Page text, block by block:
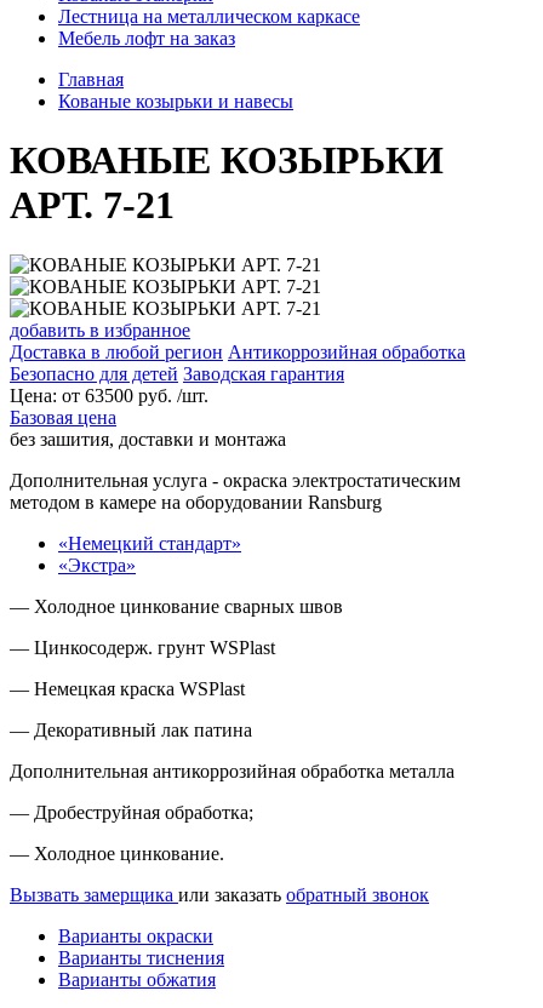
Лестница на металлическом каркасе
Мебель лофт на заказ
Главная
Кованые козырьки и навесы
КОВАНЫЕ КОЗЫРЬКИ
АРТ. 7-21
добавить в избранное
Доставка в любой регион Антикоррозийная обработка
Безопасно для детей Заводская гарантия
Цена: от 63500 руб. /шт.
Базовая цена
без зашития, доставки и монтажа
Дополнительная услуга - окраска электростатическим
методом в камере на оборудовании Ransburg
«Немецкий стандарт»
«Экстра»
— Холодное цинкование сварных швов
— Цинкосодерж. грунт WSPlast
— Немецкая краска WSPlast
— Декоративный лак патина
Дополнительная антикоррозийная обработка металла
— Дробеструйная обработка;
— Холодное цинкование.
Вызвать замерщика или заказать обратный звонок
Варианты окраски
Варианты тиснения
Варианты обжатия